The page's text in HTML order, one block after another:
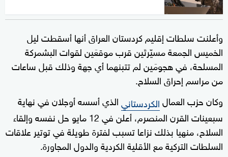
وأعلنت سلطات إقليم كردستان العراق أنها أسقطت ليل
الخميس الجمعة مسيّرتَين قرب موقعَين لقوات البشمركة
المسلحة، في هجومَين لم تتبنهما أي جهة وذلك قبل ساعات
من مراسم إحراق السلاح.
وكان حزب العمالالكردستانيالذي أسسه أوجلان في نهاية
سبعينات القرن المنصرم، أعلن في 12 مايو حل نفسه وإلقاء
السلاح، منهيا بذلك نزاعا تسبب لفترة طويلة في توتير علاقات
السلطات التركية مع الأقلية الكردية والدول المجاورة.